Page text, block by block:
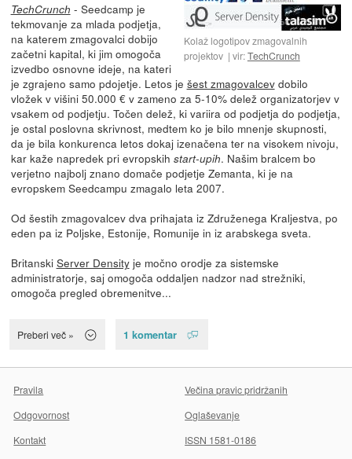
Kolaž logotipov zmagovalnih
projektov
vir:TechCrunch
TechCrunch - Seedcamp je
tekmovanje za mlada podjetja,
na katerem zmagovalci dobijo
začetni kapital, ki jim omogoča
izvedbo osnovne ideje, na kateri
je zgrajeno samo pdojetje. Letos je šest zmagovalcevdobilo
vložek v višini 50.000 € v zameno za 5-10% delež organizatorjev v
vsakem od podjetju. Točen delež, ki variira od podjetja do podjetja,
je ostal poslovna skrivnost, medtem ko je bilo mnenje skupnosti,
da je bila konkurenca letos dokaj izenačena ter na visokem nivoju,
kar kaže napredek pri evropskih start-upih. Našim bralcem bo
verjetno najbolj znano domače podjetje Zemanta, ki je na
evropskem Seedcampu zmagalo leta 2007.
Od šestih zmagovalcev dva prihajata iz Združenega Kraljestva, po
eden pa iz Poljske, Estonije, Romunije in iz arabskega sveta.
Britanski Server Densityje močno orodje za sistemske
administratorje, saj omogoča oddaljen nadzor nad strežniki,
omogoča pregled obremenitve...
Preberi več » 1 komentar
Pravila
Večina pravic pridržanih
Odgovornost
Oglaševanje
Kontakt
ISSN 1581-0186